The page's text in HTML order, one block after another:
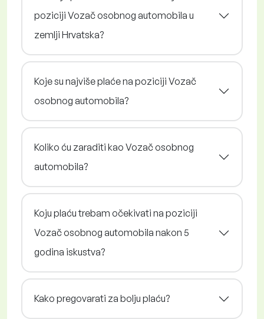
poziciji Vozač osobnog automobila u
zemlji Hrvatska?
Koje su najviše plaće na poziciji Vozač
osobnog automobila?
Koliko ću zaraditi kao Vozač osobnog
automobila?
Koju plaću trebam očekivati na poziciji
Vozač osobnog automobila nakon 5
godina iskustva?
Kako pregovarati za bolju plaću?